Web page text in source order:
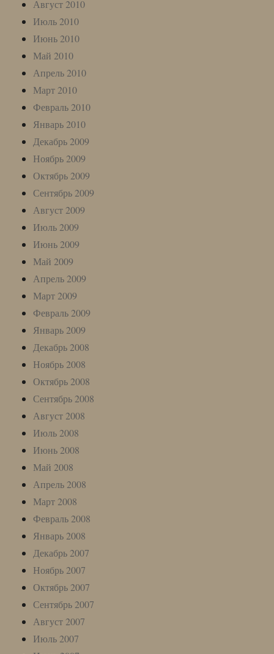
Август 2010
Июль 2010
Июнь 2010
Май 2010
Апрель 2010
Март 2010
Февраль 2010
Январь 2010
Декабрь 2009
Ноябрь 2009
Октябрь 2009
Сентябрь 2009
Август 2009
Июль 2009
Июнь 2009
Май 2009
Апрель 2009
Март 2009
Февраль 2009
Январь 2009
Декабрь 2008
Ноябрь 2008
Октябрь 2008
Сентябрь 2008
Август 2008
Июль 2008
Июнь 2008
Май 2008
Апрель 2008
Март 2008
Февраль 2008
Январь 2008
Декабрь 2007
Ноябрь 2007
Октябрь 2007
Сентябрь 2007
Август 2007
Июль 2007